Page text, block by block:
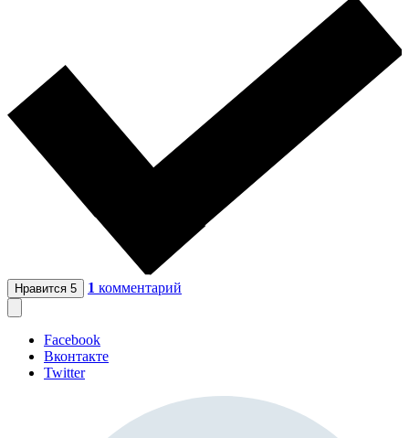
Нравится 5 1 комментарий
Facebook
Вконтакте
Twitter